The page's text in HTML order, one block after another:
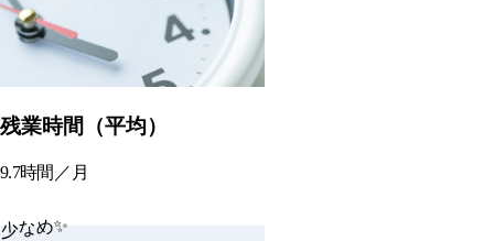
残業時間（平均）
9.7時間／月
少なめ✨